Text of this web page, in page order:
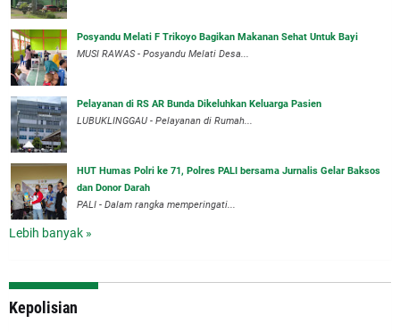
Posyandu Melati F Trikoyo Bagikan Makanan Sehat Untuk Bayi
MUSI RAWAS - Posyandu Melati Desa...
Pelayanan di RS AR Bunda Dikeluhkan Keluarga Pasien
LUBUKLINGGAU - Pelayanan di Rumah...
HUT Humas Polri ke 71, Polres PALI bersama Jurnalis Gelar Baksos
dan Donor Darah
PALI - Dalam rangka memperingati...
Lebih banyak »
Kepolisian